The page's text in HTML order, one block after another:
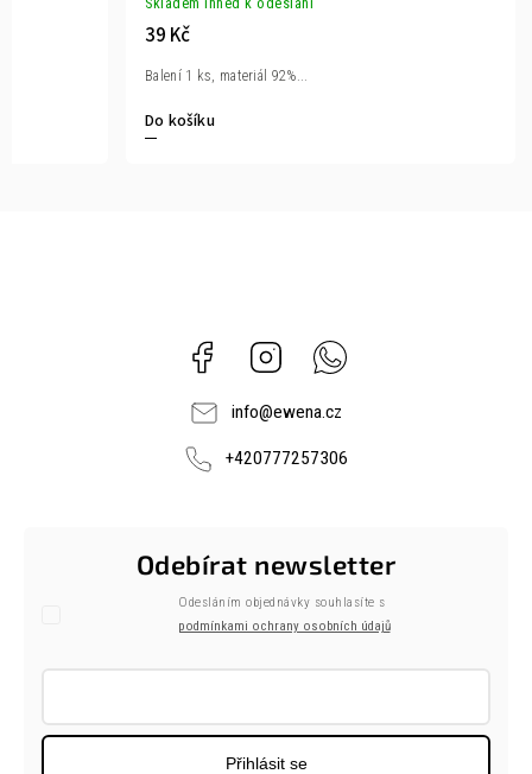
39 Kč
Do košíku
Balení 1 ks, materiál 92%...
Facebook Instagram
info@ewena.cz
+420777257306
Odebírat newsletter
Odesláním objednávky souhlasíte s
podmínkami ochrany osobních údajů
Přihlásit se